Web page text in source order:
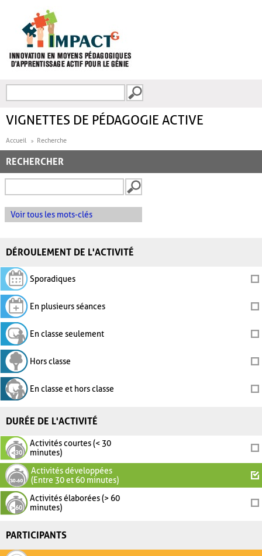
FORMULAIRE DE
VIGNETTES DE PÉDAGOGIE ACTIVE
Accueil Recherche
RECHERCHER
Voir tous les mots-clés
DÉROULEMENT DE L'ACTIVITÉ
Sporadiques
En plusieurs séances
En classe seulement
Hors classe
En classe et hors classe
DURÉE DE L'ACTIVITÉ
Activités courtes (< 30
minutes)
Activités développées
(Entre 30 et 60 minutes)
Activités élaborées (> 60
minutes)
PARTICIPANTS